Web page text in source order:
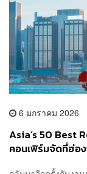
6 มกราคม 2026
Asia’s 50 Best
คอนเฟิร์มจัดที่ฮ่อ